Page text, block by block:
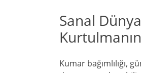
Sanal
Kumar bağımlılığı,